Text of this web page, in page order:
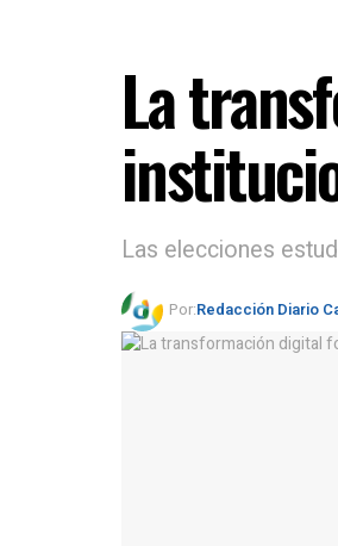
La
Las elecciones
Por:Redacción Diario